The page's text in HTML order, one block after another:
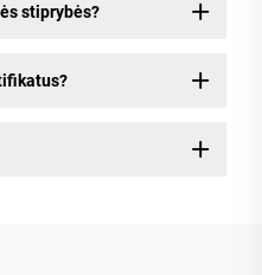
stiprybės?